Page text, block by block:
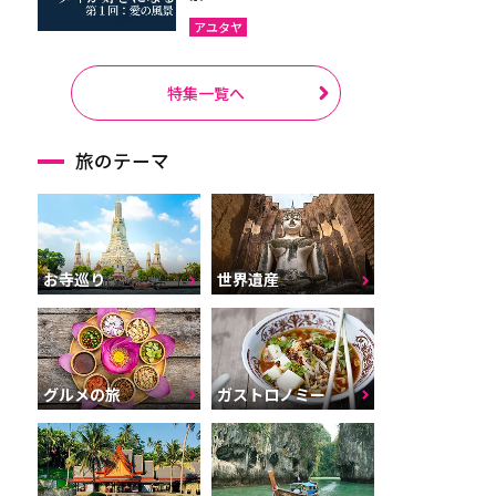
アユタヤ
特集一覧へ
旅のテーマ
お寺巡り 世界遺産
グルメの旅 ガストロノミー